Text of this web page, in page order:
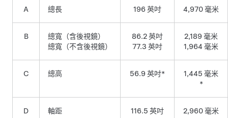
A 總長 196 英吋 4,970 毫米
B
總寬（含後視鏡）
總寬（不含後視鏡）
86.2 英吋
77.3 英吋
2,189 毫米
1,964 毫米
C 總高 56.9 英吋*
1,445 毫米
*
D 軸距 116.5 英吋 2,960 毫米